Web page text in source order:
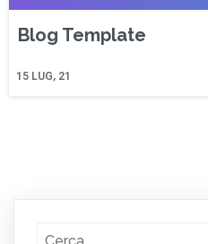
Blog Template
15 LUG, 21
Ricerca